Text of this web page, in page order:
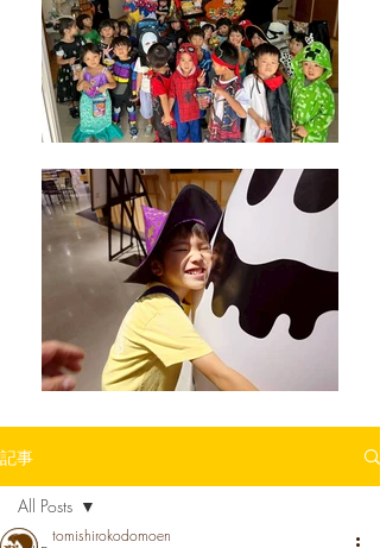
記事
All Posts
tomishirokodomoen